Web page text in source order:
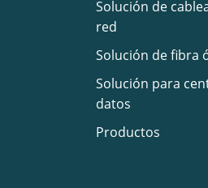
Solución de
red
Solución de fibra
Solución para
datos
Productos